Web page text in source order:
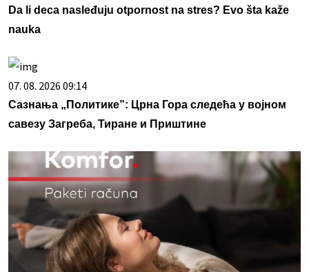
Da li deca nasleđuju otpornost na stres? Evo šta kaže
nauka
07. 08. 2026 09:14
Сазнања „Политике”: Црна Гора следећа у војном
савезу Загреба, Тиране и Приштине